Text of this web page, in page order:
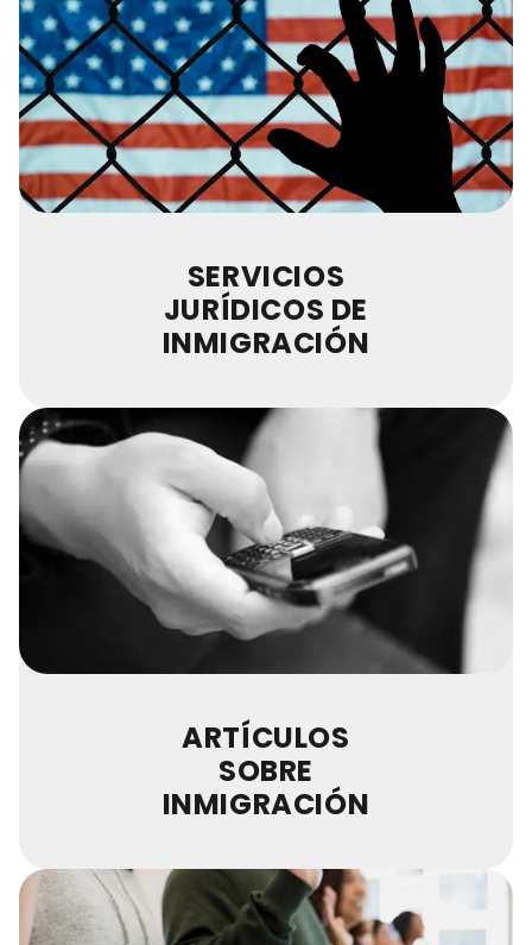
SERVICIOS
JURÍDICOS DE
INMIGRACIÓN
ARTÍCULOS
SOBRE
INMIGRACIÓN